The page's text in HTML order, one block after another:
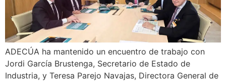
ADECÚA ha mantenido un encuentro de trabajo con
Jordi García Brustenga, Secretario de Estado de
Industria, y Teresa Parejo Navajas, Directora General de